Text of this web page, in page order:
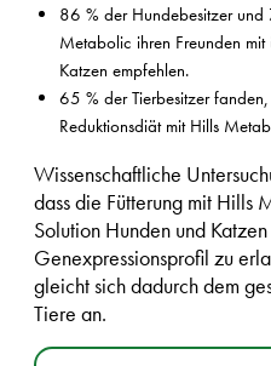
86 % der Hundebesitzer und
Metabolic ihren Freunden
Katzen empfehlen.
65 % der Tierbesitzer
Reduktionsdiät mit Hills
Wissenschaftliche
dass die Fütterung mit
Solution Hunden und
Genexpressionsprofil zu
gleicht sich dadurch dem
Tiere an.